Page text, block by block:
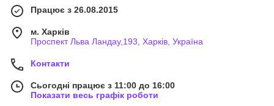
Працює з 26.08.2015
м. Харків
Проспект Льва Ландау,193, Харків, Україна
Контакти
Сьогодні працює з 11:00 до 16:00
Показати весь графік роботи